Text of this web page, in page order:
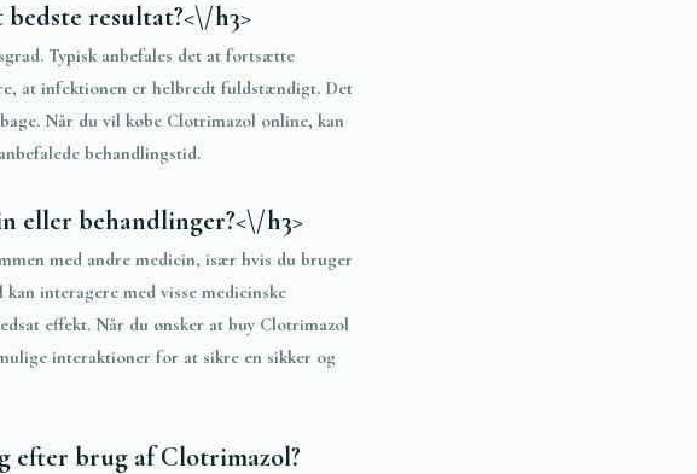
resultat?<\/h3>
Typisk anbefales det at fortsætte
at infektionen er helbredt fuldstændigt. Det
Når du vil købe Clotrimazol online, kan
behandlingstid.
eller behandlinger?<\/h3>
med andre medicin, især hvis du bruger
interagere med visse medicinske
effekt. Når du ønsker at buy Clotrimazol
interaktioner for at sikre en sikker og
efter brug af Clotrimazol?